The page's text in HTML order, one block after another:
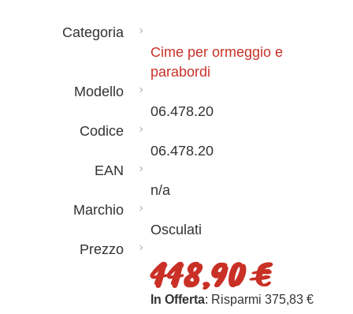
Categoria
Cime per ormeggio e
parabordi
Modello
06.478.20
Codice
06.478.20
EAN
n/a
Marchio
Osculati
Prezzo
448,90 €
In Offerta: Risparmi 375,83 €